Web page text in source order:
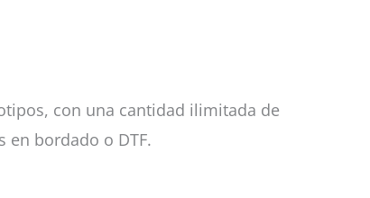
con una cantidad ilimitada de
bordado o DTF.